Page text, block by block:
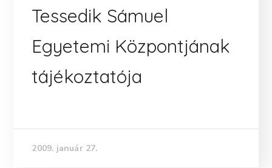
Tessedik Sámuel
Egyetemi Központjának
tájékoztatója
2009. január 27.